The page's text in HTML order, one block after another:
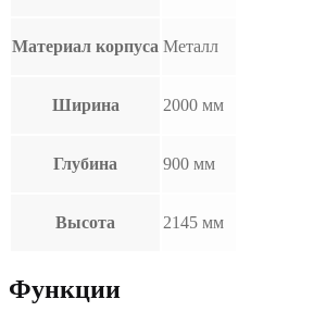
Материал корпуса Металл
Ширина 2000 мм
Глубина 900 мм
Высота 2145 мм
Функции